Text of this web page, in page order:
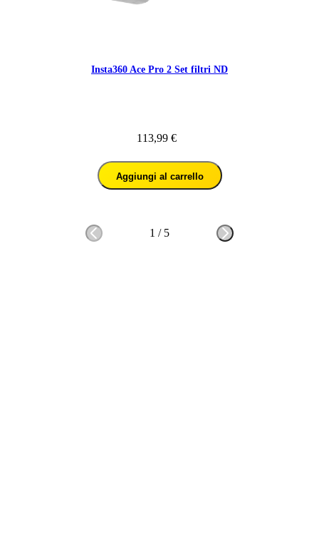
Insta360 Ace Pro 2 Set filtri ND
113,99 €
Aggiungi al carrello
1 / 5